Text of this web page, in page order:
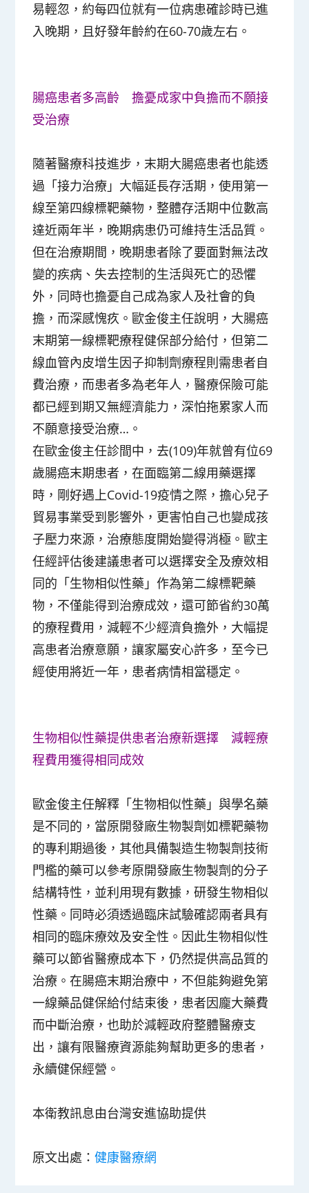
易輕忽，約每四位就有一位病患確診時已進
入晚期，且好發年齡約在60-70歲左右。
腸癌患者多高齡 擔憂成家中負擔而不願接
受治療
隨著醫療科技進步，末期大腸癌患者也能透
過「接力治療」大幅延長存活期，使用第一
線至第四線標靶藥物，整體存活期中位數高
達近兩年半，晚期病患仍可維持生活品質。
但在治療期間，晚期患者除了要面對無法改
變的疾病、失去控制的生活與死亡的恐懼
外，同時也擔憂自己成為家人及社會的負
擔，而深感愧疚。歐金俊主任說明，大腸癌
末期第一線標靶療程健保部分給付，但第二
線血管內皮增生因子抑制劑療程則需患者自
費治療，而患者多為老年人，醫療保險可能
都已經到期又無經濟能力，深怕拖累家人而
不願意接受治療…。
在歐金俊主任診間中，去(109)年就曾有位69
歲腸癌末期患者，在面臨第二線用藥選擇
時，剛好遇上Covid-19疫情之際，擔心兒子
貿易事業受到影響外，更害怕自己也變成孩
子壓力來源，治療態度開始變得消極。歐主
任經評估後建議患者可以選擇安全及療效相
同的「生物相似性藥」作為第二線標靶藥
物，不僅能得到治療成效，還可節省約30萬
的療程費用，減輕不少經濟負擔外，大幅提
高患者治療意願，讓家屬安心許多，至今已
經使用將近一年，患者病情相當穩定。
生物相似性藥提供患者治療新選擇 減輕療
程費用獲得相同成效
歐金俊主任解釋「生物相似性藥」與學名藥
是不同的，當原開發廠生物製劑如標靶藥物
的專利期過後，其他具備製造生物製劑技術
門檻的藥可以參考原開發廠生物製劑的分子
結構特性，並利用現有數據，研發生物相似
性藥。同時必須透過臨床試驗確認兩者具有
相同的臨床療效及安全性。因此生物相似性
藥可以節省醫療成本下，仍然提供高品質的
治療。在腸癌末期治療中，不但能夠避免第
一線藥品健保給付結束後，患者因龐大藥費
而中斷治療，也助於減輕政府整體醫療支
出，讓有限醫療資源能夠幫助更多的患者，
永續健保經營。
本衛教訊息由台灣安進協助提供
原文出處：健康醫療網